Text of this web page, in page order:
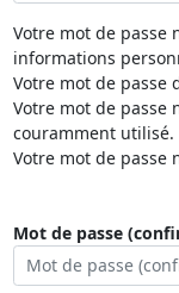
Votre mot de passe
informations
Votre mot de passe
Votre mot de passe
couramment utilisé.
Votre mot de passe
Mot de passe